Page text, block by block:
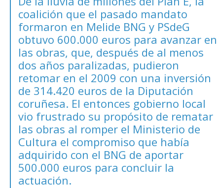
coalición que el pasado mandato
formaron en Melide BNG y PSdeG
obtuvo 600.000 euros para avanzar en
las obras, que, después de al menos
dos años paralizadas, pudieron
retomar en el 2009 con una inversión
de 314.420 euros de la Diputación
coruñesa. El entonces gobierno local
vio frustrado su propósito de rematar
las obras al romper el Ministerio de
Cultura el compromiso que había
adquirido con el BNG de aportar
500.000 euros para concluir la
actuación.